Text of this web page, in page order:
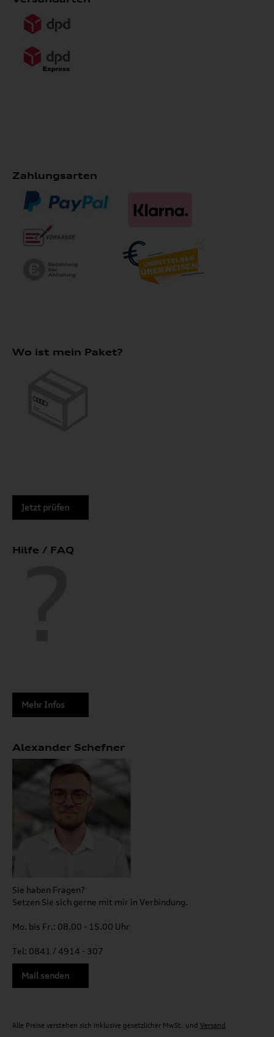
Zahlungsarten
Wo ist mein Paket?
Jetzt prüfen
Hilfe / FAQ
Mehr Infos
Alexander Schefner
Sie haben Fragen?
Setzen Sie sich gerne mit mir in Verbindung.
Mo. bis Fr.: 08.00 - 15.00 Uhr
Tel: 0841 / 4914 - 307
Mail senden
Alle Preise verstehen sich inklusive gesetzlicher MwSt. und Versand